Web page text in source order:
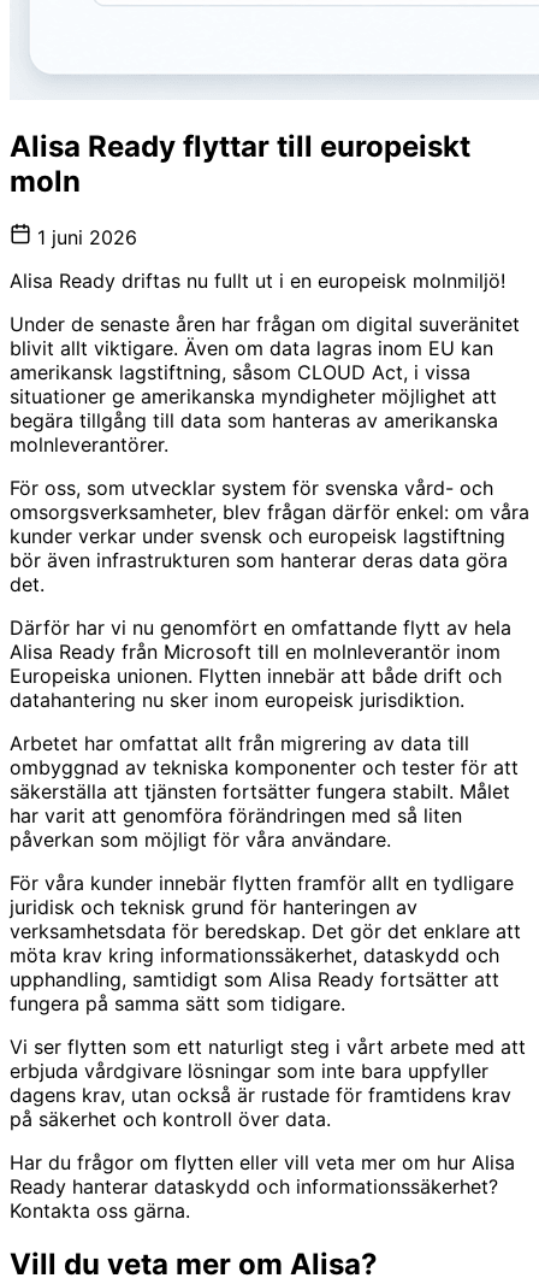
Alisa Ready flyttar till europeiskt
moln
1 juni 2026
Alisa Ready driftas nu fullt ut i en europeisk molnmiljö!
Under de senaste åren har frågan om digital suveränitet
blivit allt viktigare. Även om data lagras inom EU kan
amerikansk lagstiftning, såsom CLOUD Act, i vissa
situationer ge amerikanska myndigheter möjlighet att
begära tillgång till data som hanteras av amerikanska
molnleverantörer.
För oss, som utvecklar system för svenska vård- och
omsorgsverksamheter, blev frågan därför enkel: om våra
kunder verkar under svensk och europeisk lagstiftning
bör även infrastrukturen som hanterar deras data göra
det.
Därför har vi nu genomfört en omfattande flytt av hela
Alisa Ready från Microsoft till en molnleverantör inom
Europeiska unionen. Flytten innebär att både drift och
datahantering nu sker inom europeisk jurisdiktion.
Arbetet har omfattat allt från migrering av data till
ombyggnad av tekniska komponenter och tester för att
säkerställa att tjänsten fortsätter fungera stabilt. Målet
har varit att genomföra förändringen med så liten
påverkan som möjligt för våra användare.
För våra kunder innebär flytten framför allt en tydligare
juridisk och teknisk grund för hanteringen av
verksamhetsdata för beredskap. Det gör det enklare att
möta krav kring informationssäkerhet, dataskydd och
upphandling, samtidigt som Alisa Ready fortsätter att
fungera på samma sätt som tidigare.
Vi ser flytten som ett naturligt steg i vårt arbete med att
erbjuda vårdgivare lösningar som inte bara uppfyller
dagens krav, utan också är rustade för framtidens krav
på säkerhet och kontroll över data.
Har du frågor om flytten eller vill veta mer om hur Alisa
Ready hanterar dataskydd och informationssäkerhet?
Kontakta oss gärna.
Vill du veta mer om Alisa?